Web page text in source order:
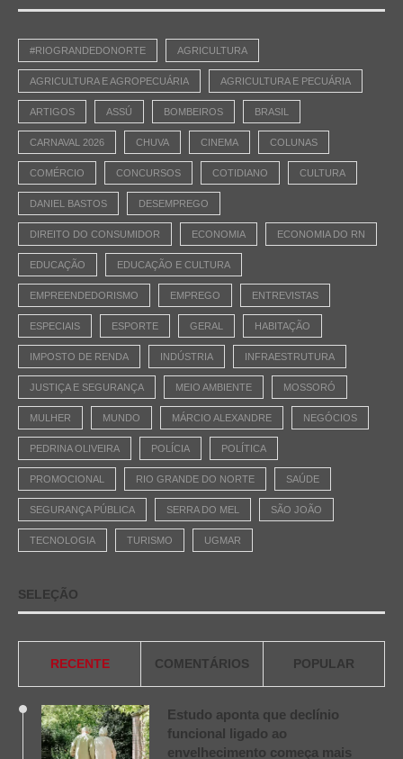
#RIOGRANDEDONORTE AGRICULTURA
AGRICULTURA E AGROPECUÁRIA AGRICULTURA E PECUÁRIA
ARTIGOS ASSÚ BOMBEIROS BRASIL
CARNAVAL 2026 CHUVA CINEMA COLUNAS
COMÉRCIO CONCURSOS COTIDIANO CULTURA
DANIEL BASTOS DESEMPREGO
DIREITO DO CONSUMIDOR ECONOMIA ECONOMIA DO RN
EDUCAÇÃO EDUCAÇÃO E CULTURA
EMPREENDEDORISMO EMPREGO ENTREVISTAS
ESPECIAIS ESPORTE GERAL HABITAÇÃO
IMPOSTO DE RENDA INDÚSTRIA INFRAESTRUTURA
JUSTIÇA E SEGURANÇA MEIO AMBIENTE MOSSORÓ
MULHER MUNDO MÁRCIO ALEXANDRE NEGÓCIOS
PEDRINA OLIVEIRA POLÍCIA POLÍTICA
PROMOCIONAL RIO GRANDE DO NORTE SAÚDE
SEGURANÇA PÚBLICA SERRA DO MEL SÃO JOÃO
TECNOLOGIA TURISMO UGMAR
SELEÇÃO
RECENTE COMENTÁRIOS POPULAR
Estudo aponta que declínio
funcional ligado ao
envelhecimento começa mais